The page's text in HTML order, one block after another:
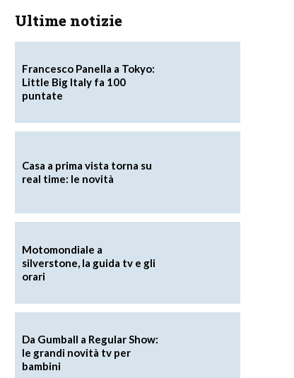
Ultime notizie
Francesco Panella a Tokyo:
Little Big Italy fa 100
puntate
Casa a prima vista torna su
real time: le novità
Motomondiale a
silverstone, la guida tv e gli
orari
Da Gumball a Regular Show:
le grandi novità tv per
bambini